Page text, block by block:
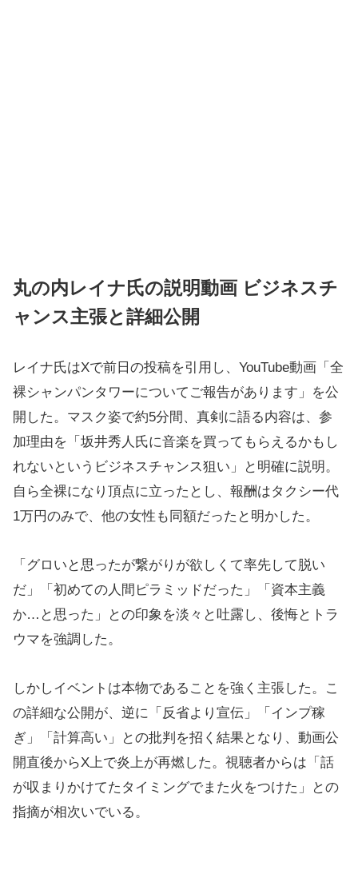
丸の内レイナ氏の説明動画 ビジネスチ
ャンス主張と詳細公開
レイナ氏はXで前日の投稿を引用し、YouTube動画「全
裸シャンパンタワーについてご報告があります」を公
開した。マスク姿で約5分間、真剣に語る内容は、参
加理由を「坂井秀人氏に音楽を買ってもらえるかもし
れないというビジネスチャンス狙い」と明確に説明。
自ら全裸になり頂点に立ったとし、報酬はタクシー代
1万円のみで、他の女性も同額だったと明かした。
「グロいと思ったが繋がりが欲しくて率先して脱い
だ」「初めての人間ピラミッドだった」「資本主義
か…と思った」との印象を淡々と吐露し、後悔とトラ
ウマを強調した。
しかしイベントは本物であることを強く主張した。こ
の詳細な公開が、逆に「反省より宣伝」「インプ稼
ぎ」「計算高い」との批判を招く結果となり、動画公
開直後からX上で炎上が再燃した。視聴者からは「話
が収まりかけてたタイミングでまた火をつけた」との
指摘が相次いでいる。